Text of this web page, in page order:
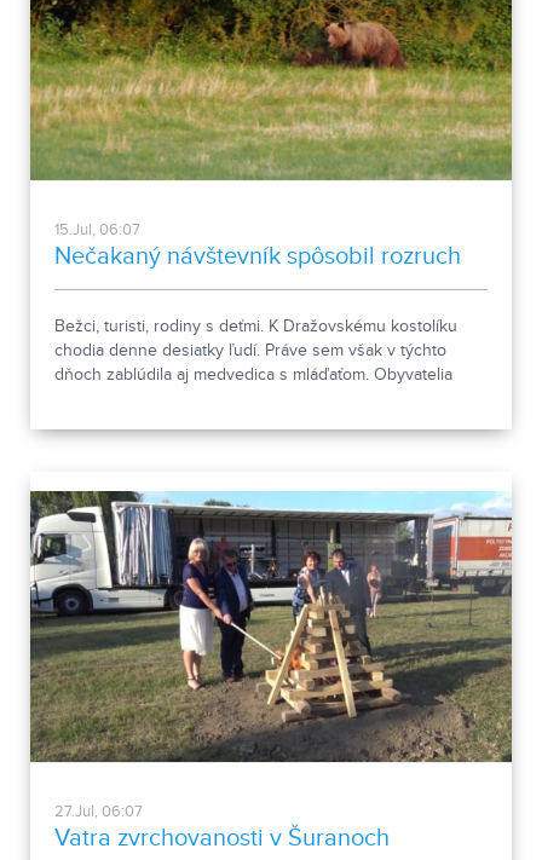
15.Jul, 06:07
Nečakaný návštevník spôsobil rozruch
Bežci, turisti, rodiny s deťmi. K Dražovskému kostolíku
chodia denne desiatky ľudí. Práve sem však v týchto
dňoch zablúdila aj medvedica s mláďaťom. Obyvatelia
roku 1974.
27.Jul, 06:07
Vatra zvrchovanosti v Šuranoch